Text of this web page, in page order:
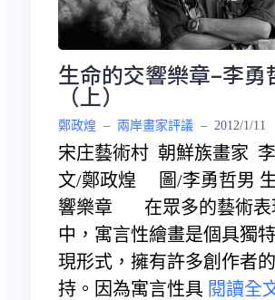
生命的交響樂章–李勇
（上）
鄭政煌 – 兩岸畫家評議 – 2012/1/11
宋庄藝術村 朝鮮族畫家
文/鄭政煌 圖/李勇哲男
響樂章 在眾多的藝術表
中，寓言性繪畫是個具獨
現形式，擁有許多創作者
持。因為寓言性具 閱讀全